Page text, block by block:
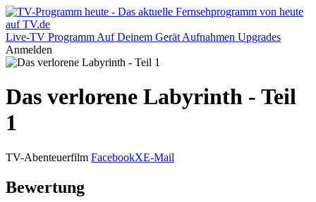
Live-TV Programm Auf Deinem Gerät Aufnahmen Upgrades
Anmelden
Das verlorene Labyrinth - Teil
1
TV-Abenteuerfilm FacebookXE-Mail
Bewertung